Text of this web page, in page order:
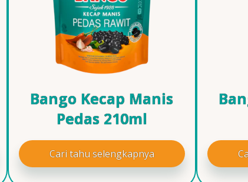
Bango Kecap Manis
Pedas 210ml
Cari tahu selengkapnya